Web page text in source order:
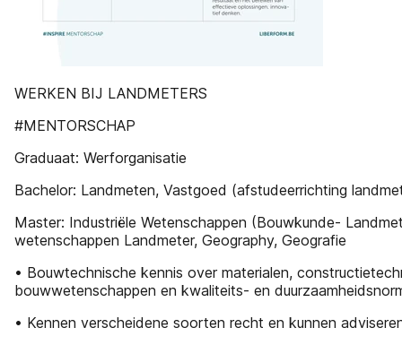
WERKEN BIJ LANDMETERS
#MENTORSCHAP
Graduaat: Werforganisatie
Bachelor: Landmeten, Vastgoed (afstudeerrichting
Master: Industriële Wetenschappen (Bouwkunde-
wetenschappen Landmeter, Geography, Geografie
• Bouwtechnische kennis over materialen,
bouwwetenschappen en kwaliteits- en
• Kennen verscheidene soorten recht en kunnen